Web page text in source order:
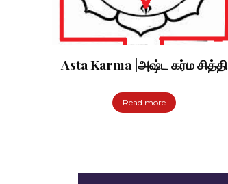
Asta Karma |அஷ்ட கர்ம சித்தி
Read more